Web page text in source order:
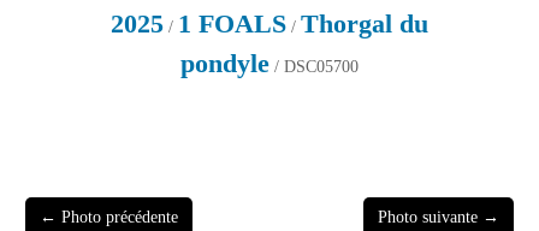
2025 / 1 FOALS / Thorgal du
pondyle / DSC05700
← Photo précédente Photo suivante →